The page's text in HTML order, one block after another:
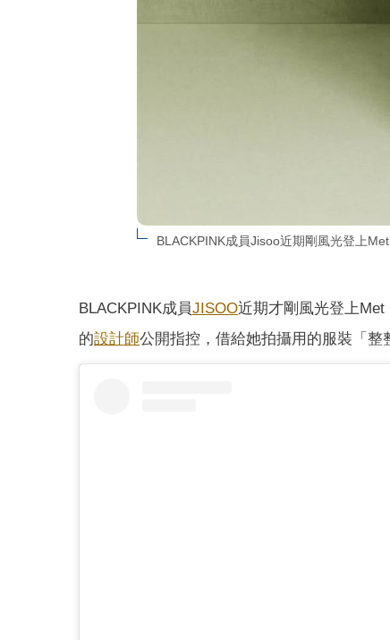
BLACKPINK成員Jisoo近期剛風光登上
BLACKPINK成員JISOO近期才剛風光登上Met
的設計師公開指控，借給她拍攝用的服裝「整